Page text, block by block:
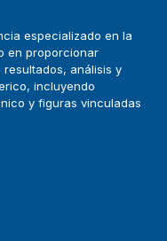
especializado en la
en proporcionar
análisis y
incluyendo
y figuras vinculadas